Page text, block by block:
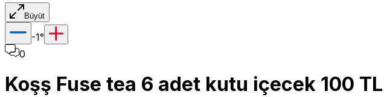
Büyüt
-1°
0
Koşş Fuse tea 6 adet kutu içecek 100 TL